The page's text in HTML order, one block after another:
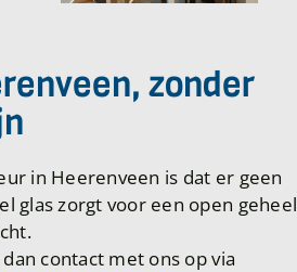
zonder
in Heerenveen is dat er geen
glas zorgt voor een open geheel
contact met ons op via